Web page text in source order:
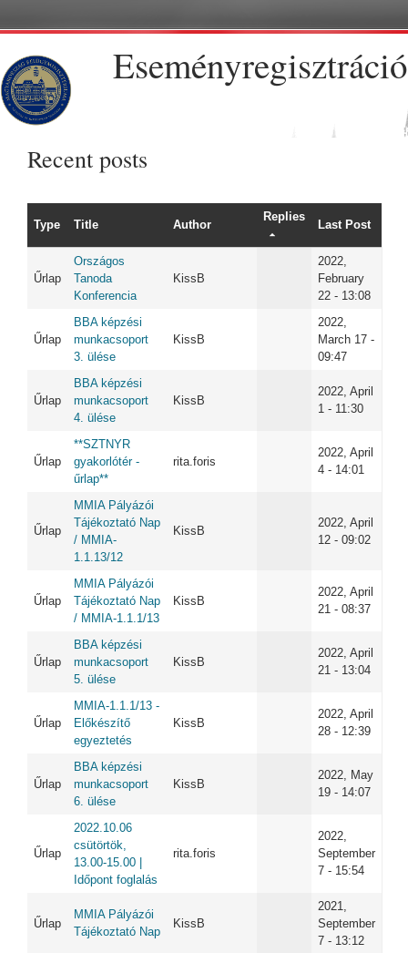
Eseményregisztráció
Recent posts
Type Title Author
Replies
Last Post
Űrlap
Országos
Tanoda
Konferencia
KissB
2022,
February
22 - 13:08
Űrlap
BBA képzési
munkacsoport
3. ülése
KissB
2022,
March 17 -
09:47
Űrlap
BBA képzési
munkacsoport
4. ülése
KissB
2022, April
1 - 11:30
Űrlap
**SZTNYR
gyakorlótér -
űrlap**
rita.foris
2022, April
4 - 14:01
Űrlap
MMIA Pályázói
Tájékoztató Nap
/ MMIA-
1.1.13/12
KissB
2022, April
12 - 09:02
Űrlap
MMIA Pályázói
Tájékoztató Nap
/ MMIA-1.1.1/13
KissB
2022, April
21 - 08:37
Űrlap
BBA képzési
munkacsoport
5. ülése
KissB
2022, April
21 - 13:04
Űrlap
MMIA-1.1.1/13 -
Előkészítő
egyeztetés
KissB
2022, April
28 - 12:39
Űrlap
BBA képzési
munkacsoport
6. ülése
KissB
2022, May
19 - 14:07
Űrlap
2022.10.06
csütörtök,
13.00-15.00 |
Időpont foglalás
rita.foris
2022,
September
7 - 15:54
Űrlap
MMIA Pályázói
Tájékoztató Nap
KissB
2021,
September
7 - 13:12